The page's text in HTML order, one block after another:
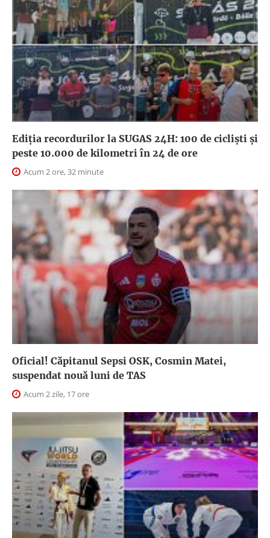
Ediția recordurilor la SUGAS 24H: 100 de cicliști și
peste 10.000 de kilometri în 24 de ore
Acum 2 ore, 32 minute
Oficial! Căpitanul Sepsi OSK, Cosmin Matei,
suspendat nouă luni de TAS
Acum 2 zile, 17 ore